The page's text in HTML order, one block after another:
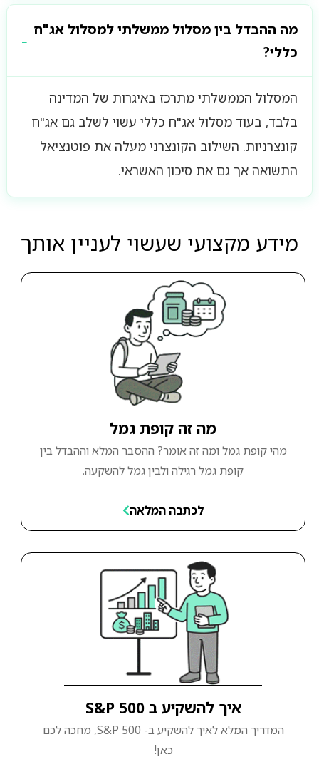
מה ההבדל בין מסלול ממשלתי למסלול אג"ח
כללי?
המסלול הממשלתי מתרכז באיגרות של המדינה
בלבד, בעוד מסלול אג"ח כללי עשוי לשלב גם אג"ח
קונצרניות. השילוב הקונצרני מעלה את פוטנציאל
התשואה אך גם את סיכון האשראי.
מידע מקצועי שעשוי לעניין אותך
מה זה קופת גמל
מהי קופת גמל ומה זה אומר? ההסבר המלא וההבדל בין
קופת גמל רגילה ולבין גמל להשקעה.
לכתבה המלאה
איך להשקיע ב S&P 500
המדריך המלא לאיך להשקיע ב- S&P 500, מחכה לכם
כאן!